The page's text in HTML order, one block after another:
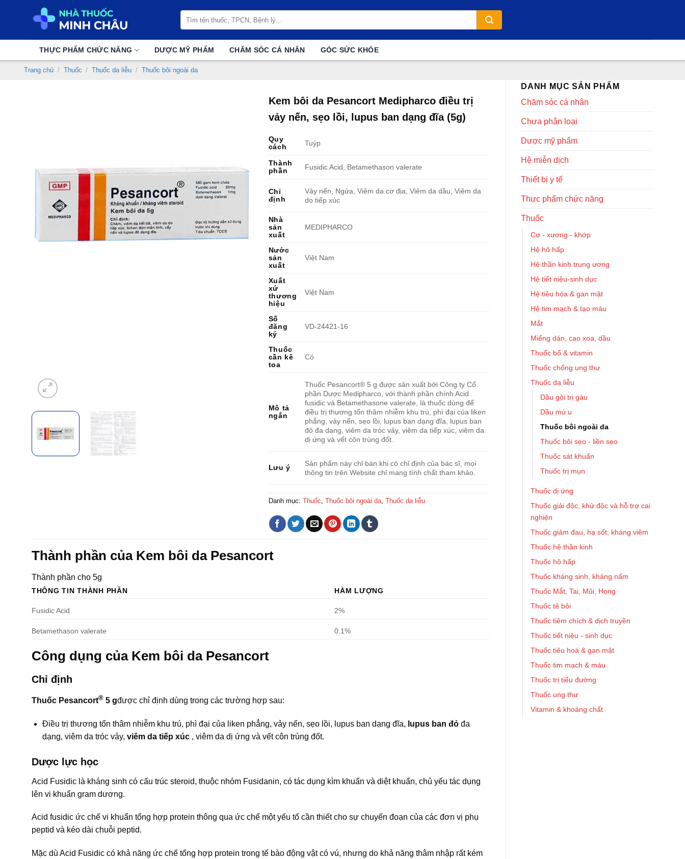
kiếm:
THỰC PHẨM CHỨC NĂNG DƯỢC MỸ PHẨM CHĂM SÓC CÁ NHÂN GÓC SỨC KHỎE
Trang chủ / Thuốc / Thuốc da liễu / Thuốc bôi ngoài da
DANH MỤC SẢN PHẨM
Chăm sóc cá nhân
Chưa phân loại
Dược mỹ phẩm
Hệ miễn dịch
Thiết bị y tế
Thực phẩm chức năng
Thuốc
Cơ - xương - khớp
Hệ hô hấp
Hệ thần kinh trung ương
Hệ tiết niệu-sinh dục
Hệ tiêu hóa & gan mật
Hệ tim mạch & tạo máu
Mắt
Miếng dán, cao xoa, dầu
Thuốc bổ & vitamin
Thuốc chống ung thư
Thuốc da liễu
Dầu gội trị gàu
Dầu mù u
Thuốc bôi ngoài da
Thuốc bôi sẹo - liền sẹo
Thuốc sát khuẩn
Thuốc trị mụn
Thuốc dị ứng
Thuốc giải độc, khử độc và hỗ trợ cai
nghiện
Thuốc giảm đau, hạ sốt, kháng viêm
Thuốc hệ thần kinh
Thuốc hô hấp
Thuốc kháng sinh, kháng nấm
Thuốc Mắt, Tai, Mũi, Họng
Thuốc tê bôi
Thuốc tiêm chích & dịch truyền
Thuốc tiết niệu - sinh dục
Thuốc tiêu hoá & gan mật
Thuốc tim mạch & máu
Thuốc trị tiểu đường
Thuốc ung thư
Vitamin & khoáng chất
Kem bôi da Pesancort Medipharco điều trị
vảy nến, sẹo lồi, lupus ban dạng đĩa (5g)
Quy
cách
Tuýp
Thành
phần
Fusidic Acid, Betamethason valerate
Chỉ
định
Vảy nến, Ngứa, Viêm da cơ địa, Viêm da dầu, Viêm da
do tiếp xúc
Nhà
sản
xuất
MEDIPHARCO
Nước
sản
xuất
Việt Nam
Xuất
xứ
thương
hiệu
Việt Nam
Số
đăng
ký
VD-24421-16
Thuốc
cần kê
toa
Có
Mô tả
ngắn
Thuốc Pesancort® 5 g được sản xuất bởi Công ty Cổ
phần Dược Medipharco, với thành phần chính Acid
fusidic và Betamethasone valerate, là thuốc dùng để
điều trị thương tổn thâm nhiễm khu trú, phì đại của liken
phẳng, vảy nến, sẹo lồi, lupus ban dạng đĩa, lupus ban
đỏ đa dạng, viêm da tróc vảy, viêm da tiếp xúc, viêm da
dị ứng và vết côn trùng đốt.
Lưu ý
Sản phẩm này chỉ bán khi có chỉ định của bác sĩ, mọi
thông tin trên Website chỉ mang tính chất tham khảo.
Danh mục: Thuốc, Thuốc bôi ngoài da, Thuốc da liễu
Thành phần của Kem bôi da Pesancort
Thành phần cho 5g
THÔNG TIN THÀNH PHẦN HÀM LƯỢNG
Fusidic Acid 2%
Betamethason valerate 0.1%
Công dụng của Kem bôi da Pesancort
Chỉ định
Thuốc Pesancort® 5 gđược chỉ định dùng trong các trường hợp sau:
Ðiều trị thương tổn thâm nhiễm khu trú, phì đại của liken phẳng, vảy nến, sẹo lồi, lupus ban dạng đĩa, lupus ban đỏ đa
dạng, viêm da tróc vảy, viêm da tiếp xúc , viêm da dị ứng và vết côn trùng đốt.
Dược lực học
Acid Fusidic là kháng sinh có cấu trúc steroid, thuộc nhóm Fusidanin, có tác dụng kìm khuẩn và diệt khuẩn, chủ yếu tác dụng
lên vi khuẩn gram dương.
Acid fusidic ức chế vi khuẩn tổng hợp protein thông qua ức chế một yếu tố cần thiết cho sự chuyển đoạn của các đơn vị phụ
peptid và kéo dài chuỗi peptid.
Mặc dù Acid Fusidic có khả năng ức chế tổng hợp protein trong tế bào động vật có vú, nhưng do khả năng thâm nhập rất kém